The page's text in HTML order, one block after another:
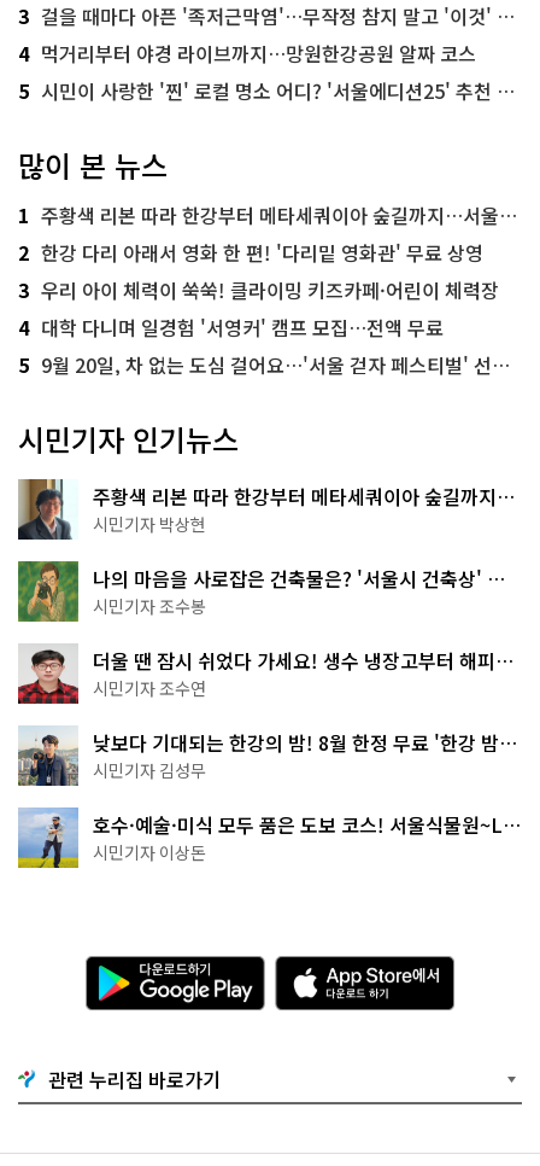
3 걸을 때마다 아픈 '족저근막염'…무작정 참지 말고 '이것' 해보세요!
4 먹거리부터 야경 라이브까지…망원한강공원 알짜 코스
5 시민이 사랑한 '찐' 로컬 명소 어디? '서울에디션25' 추천 코스
많이 본 뉴스
1 주황색 리본 따라 한강부터 메타세쿼이아 숲길까지…서울둘레길 15코스
2 한강 다리 아래서 영화 한 편! '다리밑 영화관' 무료 상영
3 우리 아이 체력이 쑥쑥! 클라이밍 키즈카페·어린이 체력장
4 대학 다니며 일경험 '서영커' 캠프 모집…전액 무료
5 9월 20일, 차 없는 도심 걸어요…'서울 걷자 페스티벌' 선착순 5천명
시민기자 인기뉴스
주황색 리본 따라 한강부터 메타세쿼이아 숲길까지…
서울둘레길 15코스
시민기자 박상현
나의 마음을 사로잡은 건축물은? '서울시 건축상' 수
상작 공개!
시민기자 조수봉
더울 땐 잠시 쉬었다 가세요! 생수 냉장고부터 해피소
·무더위쉼터까지
시민기자 조수연
낮보다 기대되는 한강의 밤! 8월 한정 무료 '한강 밤
핑' 예약은?
시민기자 김성무
호수·예술·미식 모두 품은 도보 코스! 서울식물원~LG
아트센터~마곡테라스거리
시민기자 이상돈
다
운
로
기
G
o
g
A
p
p
e
서
관련 누리집 바로가기